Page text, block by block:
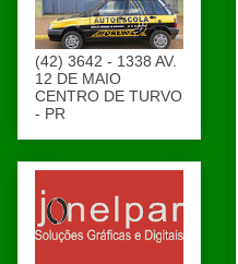
(42) 3642 - 1338 AV.
12 DE MAIO
CENTRO DE TURVO
- PR